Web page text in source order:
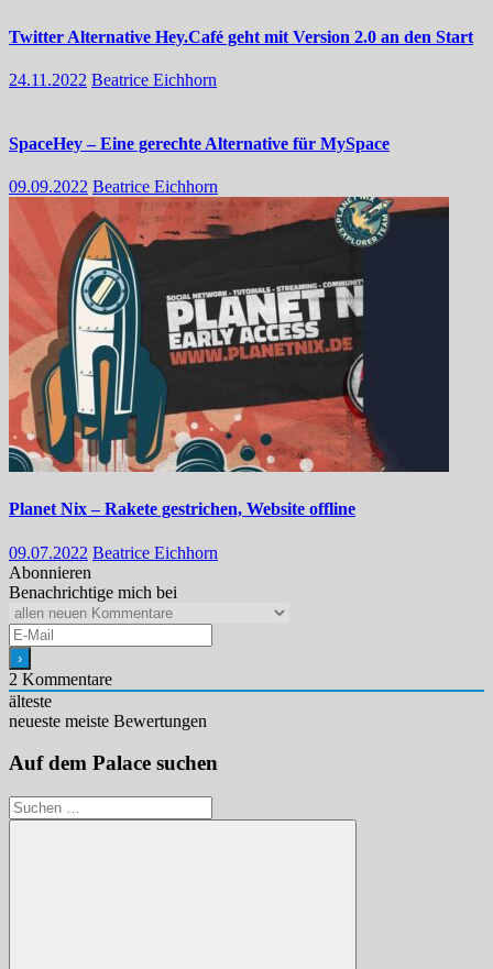
Twitter Alternative Hey.Café geht mit Version 2.0 an den Start
24.11.2022 Beatrice Eichhorn
SpaceHey – Eine gerechte Alternative für MySpace
09.09.2022 Beatrice Eichhorn
Planet Nix – Rakete gestrichen, Website offline
09.07.2022 Beatrice Eichhorn
Abonnieren
Benachrichtige mich bei
2 Kommentare
älteste
neueste meiste Bewertungen
Auf dem Palace suchen
Suchen
nach: